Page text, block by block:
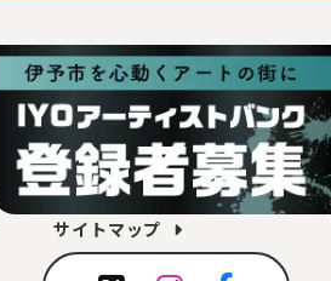
サイトマップ